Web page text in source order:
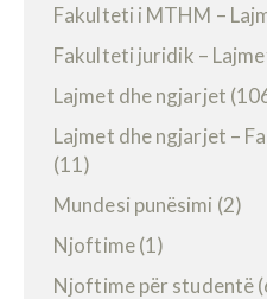
Fakulteti i MTHM –
Fakulteti juridik –
Lajmet dhe ngjarjet
Lajmet dhe ngjarjet –
(11)
Mundesi punësimi (2)
Njoftime(1)
Njoftime për studentë